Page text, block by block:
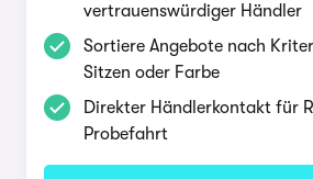
vertrauenswürdiger Händler
Sortiere Angebote nach
Sitzen oder Farbe
Direkter Händlerkontakt für
Probefahrt